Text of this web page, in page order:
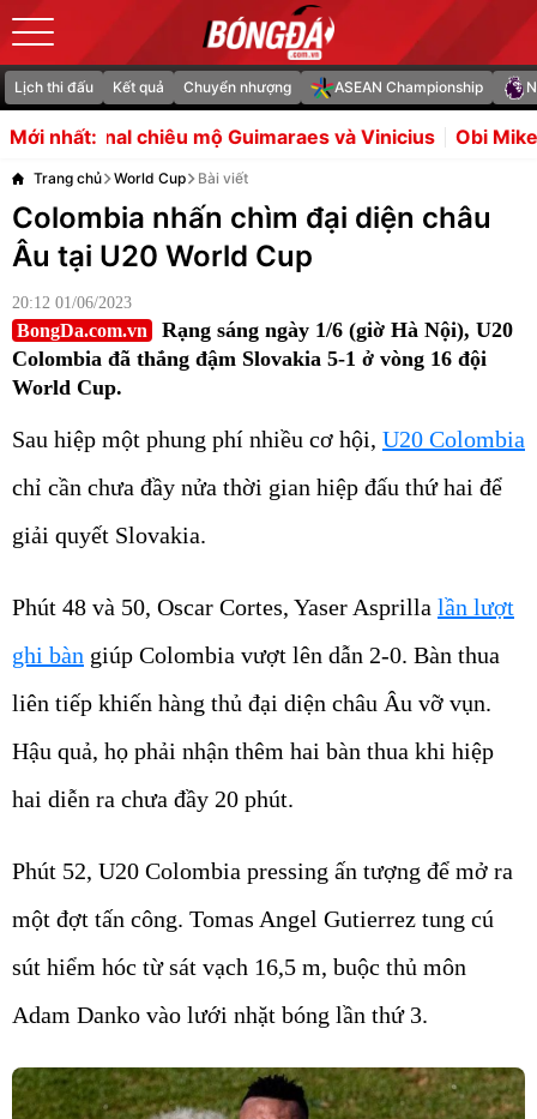
Lịch thi đấu Kết quả Chuyển nhượng ASEAN Championship
Mới nhất:
Guimaraes và Vinicius Obi Mikel gọi vụ Man
Trang chủ World Cup Bài viết
Colombia nhấn chìm đại diện châu
Âu tại U20 World Cup
20:12 01/06/2023
BongDa.com.vn
Rạng sáng ngày 1/6 (giờ Hà Nội), U20
Colombia đã thắng đậm Slovakia 5-1 ở vòng 16 đội
World Cup.
Sau hiệp một phung phí nhiều cơ hội, U20 Colombia
chỉ cần chưa đầy nửa thời gian hiệp đấu thứ hai để
giải quyết Slovakia.
Phút 48 và 50, Oscar Cortes, Yaser Asprilla lần lượt
ghi bàn giúp Colombia vượt lên dẫn 2-0. Bàn thua
liên tiếp khiến hàng thủ đại diện châu Âu vỡ vụn.
Hậu quả, họ phải nhận thêm hai bàn thua khi hiệp
hai diễn ra chưa đầy 20 phút.
Phút 52, U20 Colombia pressing ấn tượng để mở ra
một đợt tấn công. Tomas Angel Gutierrez tung cú
sút hiểm hóc từ sát vạch 16,5 m, buộc thủ môn
Adam Danko vào lưới nhặt bóng lần thứ 3.